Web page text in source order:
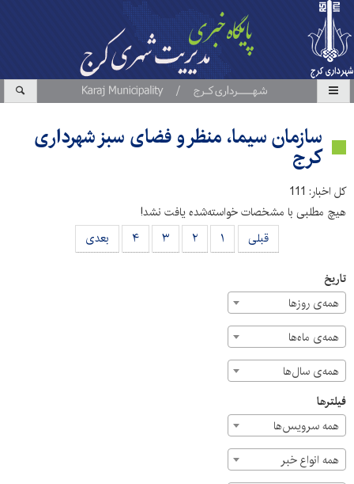
سازمان سیما، منظر و فضای سبز شهرداری
کرج
کل اخبار: 111
هیچ مطلبی با مشخصات خواسته‌شده یافت نشد!
قبلی
۱ ۲ ۳ ۴ بعدی
تاریخ
همه‌ی روزها
همه‌ی ماه‌ها
همه‌ی سال‌ها
فیلترها
همه سرویس‌ها
همه انواع خبر